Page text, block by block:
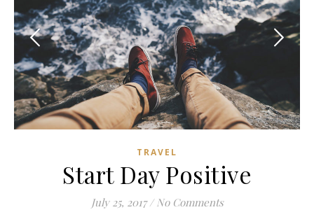
TRAVEL
Start Day Positive
July 25, 2017 / No Comments